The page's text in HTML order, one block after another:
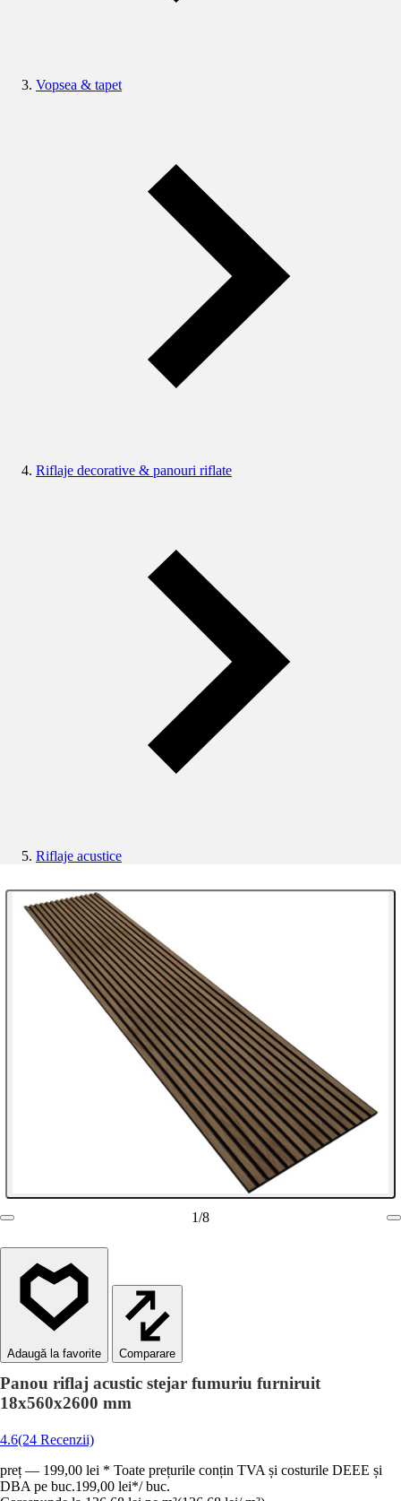
Vopsea & tapet
Riflaje decorative & panouri riflate
Riflaje acustice
1/8
Comparare
Panou riflaj acustic stejar fumuriu furniruit
18x560x2600 mm
4.6(24 Recenzii)
preț — 199,00 lei * Toate prețurile conțin TVA și costurile DEEE și
DBA pe buc.199,00 lei*/ buc.